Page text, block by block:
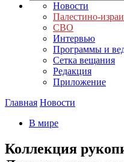
Новости
Палестино-
СВО
Интервью
Программы и
Сетка вещания
Редакция
Приложение
Главная Новости
В мире
Коллекция